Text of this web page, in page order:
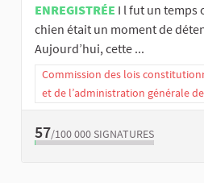
ENREGISTRÉE I l fut un temps
chien était un moment de
Aujourd’hui, cette ...
Commission des lois
et de l’administration générale
57/100 000 SIGNATURES